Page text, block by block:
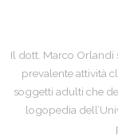
Il dott. Marco Orlandi
prevalente attività
soggetti adulti che
logopedia